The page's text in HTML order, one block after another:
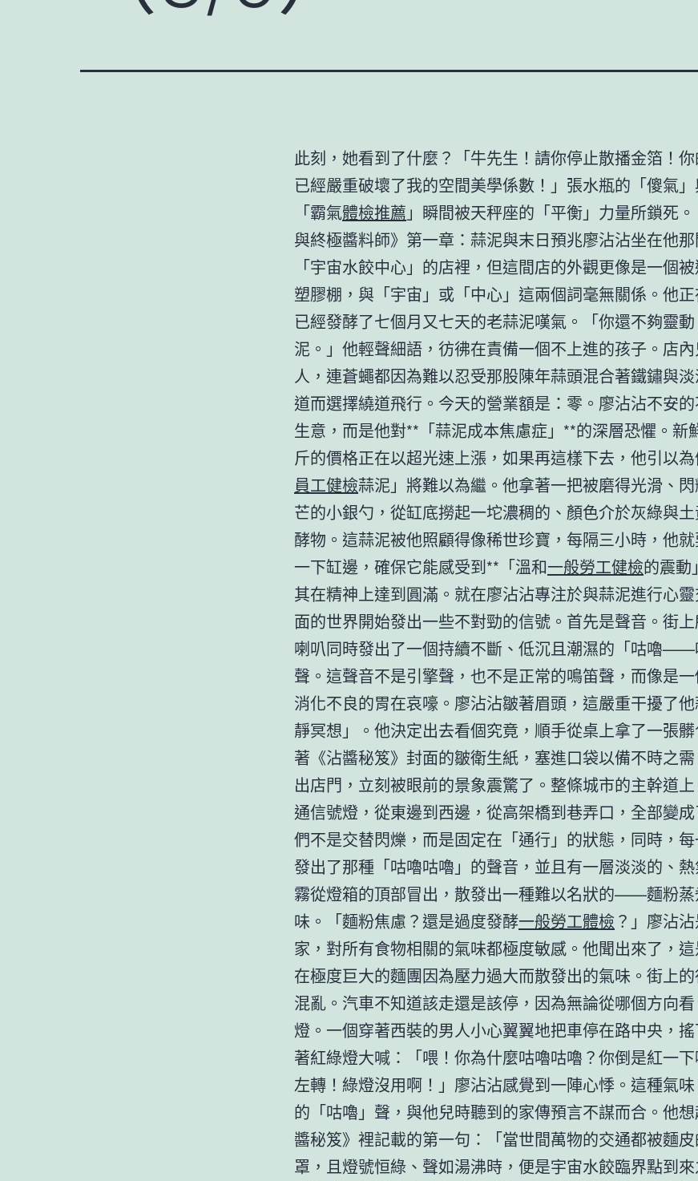
此刻，她看到了什麼？「牛先生！請你停止散播金箔！
已經嚴重破壞了我的空間美學係數！」張水瓶的「傻氣
「霸氣體檢推薦 」瞬間被天秤座的「平衡」力量所鎖死
與終極醬料師》第一章：蒜泥與末日預兆廖沾沾坐在他
「宇宙水餃中心」的店裡，但這間店的外觀更像是一個
塑膠棚，與「宇宙」或「中心」這兩個詞毫無關係。他
已經發酵了七個月又七天的老蒜泥嘆氣。「你還不夠靈
泥。」他輕聲細語，彷彿在責備一個不上進的孩子。店
人，連蒼蠅都因為難以忍受那股陳年蒜頭混合著鐵鏽與
道而選擇繞道飛行。今天的營業額是：零。廖沾沾不安
生意，而是他對**「蒜泥成本焦慮症」**的深層恐懼。新
斤的價格正在以超光速上漲，如果再這樣下去，他引以
員工健檢蒜泥」將難以為繼。他拿著一把被磨得光滑、
芒的小銀勺，從缸底撈起一坨濃稠的、顏色介於灰綠與
酵物。這蒜泥被他照顧得像稀世珍寶，每隔三小時，他
一下缸邊，確保它能感受到**「溫和一般勞工健檢的震動
其在精神上達到圓滿。就在廖沾沾專注於與蒜泥進行心
面的世界開始發出一些不對勁的信號。首先是聲音。街
喇叭同時發出了一個持續不斷、低沉且潮濕的「咕嚕
聲。這聲音不是引擎聲，也不是正常的鳴笛聲，而像是一
消化不良的胃在哀嚎。廖沾沾皺著眉頭，這嚴重干擾了
靜冥想」。他決定出去看個究竟，順手從桌上拿了一張
著《沾醬秘笈》封面的皺衛生紙，塞進口袋以備不時之
出店門，立刻被眼前的景象震驚了。整條城市的主幹道
通信號燈，從東邊到西邊，從高架橋到巷弄口，全部變
們不是交替閃爍，而是固定在「通行」的狀態，同時，
發出了那種「咕嚕咕嚕」的聲音，並且有一層淡淡的、
霧從燈箱的頂部冒出，散發出一種難以名狀的——麵粉
味。「麵粉焦慮？還是過度發酵一般勞工體檢 ？」廖沾
家，對所有食物相關的氣味都極度敏感。他聞出來了，
在極度巨大的麵團因為壓力過大而散發出的氣味。街上
混亂。汽車不知道該走還是該停，因為無論從哪個方向
燈。一個穿著西裝的男人小心翼翼地把車停在路中央，
著紅綠燈大喊：「喂！你為什麼咕嚕咕嚕？你倒是紅一
左轉！綠燈沒用啊！」廖沾沾感覺到一陣心悸。這種氣
的「咕嚕」聲，與他兒時聽到的家傳預言不謀而合。他
醬秘笈》裡記載的第一句：「當世間萬物的交通都被麵
罩，且燈號恒綠、聲如湯沸時，便是宇宙水餃臨界點到來